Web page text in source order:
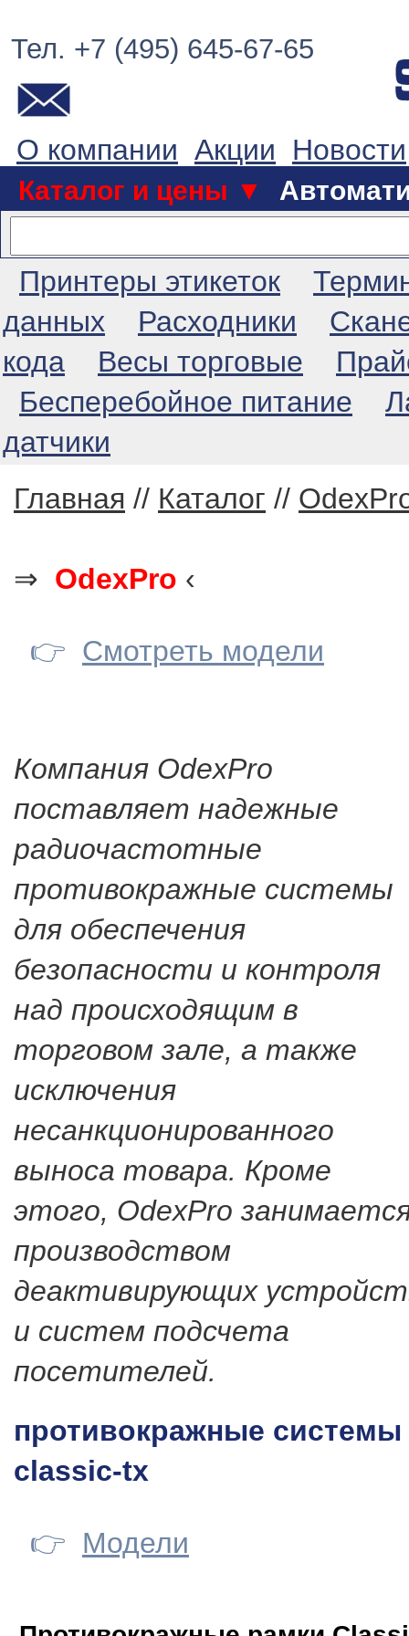
Тел. +7 (495) 645-67-65
О компании Акции Новости
Каталог и цены ▼
Принтеры этикеток
данных
Расходники
кода
Весы торговые
Бесперебойное питание
датчики
Главная // Каталог //
⇒ OdexPro ‹
👉 Смотреть модели
Компания OdexPro
поставляет надежные
радиочастотные
противокражные системы
для обеспечения
безопасности и контроля
над происходящим в
торговом зале, а также
исключения
несанкционированного
выноса товара. Кроме
этого, OdexPro
производством
деактивирующих
и систем подсчета
посетителей.
противокражные
classic-tx
👉 Модели